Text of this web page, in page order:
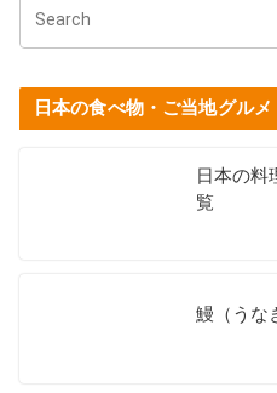
日本の食べ物・ご当地グルメ
日本の料
覧
鰻（うな